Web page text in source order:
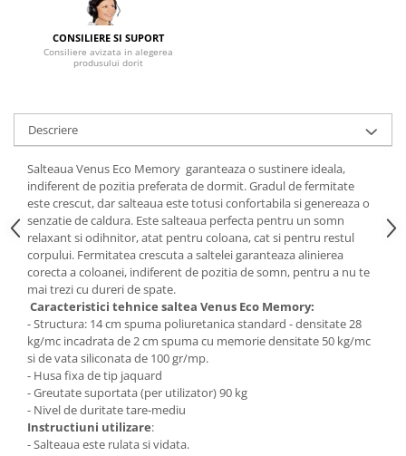
Mese gradinita
Scaune gradinita
Set mese si scaune gradinita
Mobila camera copii
Scaune birou pentru copii
Saltele patuturi copii
Paturi copii
Masa si scaune gradinita
Seturi comode living si dormitor
CONSILIERE SI SUPORT
Consiliere avizata in alegerea
produsului dorit
Descriere
Salteaua Venus Eco Memory garanteaza o sustinere ideala,
indiferent de pozitia preferata de dormit. Gradul de fermitate
este crescut, dar salteaua este totusi confortabila si genereaza o
senzatie de caldura. Este salteaua perfecta pentru un somn
relaxant si odihnitor, atat pentru coloana, cat si pentru restul
corpului. Fermitatea crescuta a saltelei garanteaza alinierea
corecta a coloanei, indiferent de pozitia de somn, pentru a nu te
mai trezi cu dureri de spate.
Caracteristici tehnice saltea Venus Eco Memory:
- Structura: 14 cm spuma poliuretanica standard - densitate 28
kg/mc incadrata de 2 cm spuma cu memorie densitate 50 kg/mc
si de vata siliconata de 100 gr/mp.
- Husa fixa de tip jaquard
- Greutate suportata (per utilizator) 90 kg
- Nivel de duritate tare-mediu
Instructiuni utilizare:
- Salteaua este rulata si vidata.